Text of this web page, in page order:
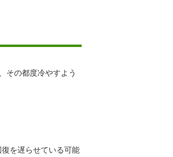
その都度冷やすよう
を遅らせている可能